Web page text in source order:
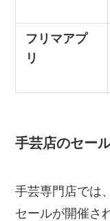
フリマアプ
リ
手芸店のセー
手芸専門店では
セールが開催さ